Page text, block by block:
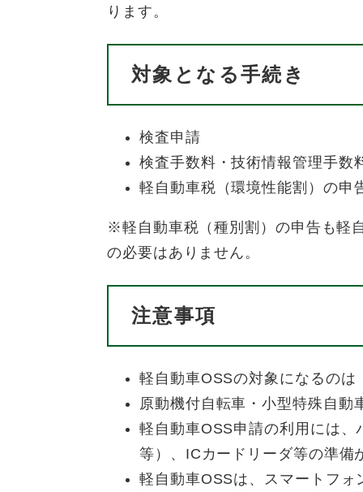
ります。
対象となる手続き
検査申請
検査手数料・技術情報管理手数
軽自動車税（環境性能割）の申
※軽自動車税（種別割）の申告も軽
の必要はありません。
注意事項
軽自動車OSSの対象になるの
原動機付自転車・小型特殊自動
軽自動車OSS申請の利用には
等）、ICカードリーダ等の準備
軽自動車OSSは、スマートフ